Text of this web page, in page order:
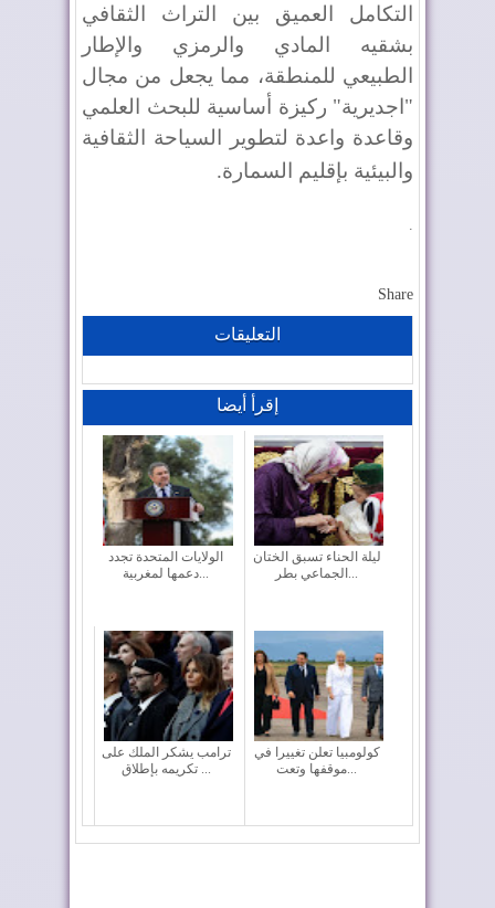
التكامل العميق بين التراث الثقافي
بشقيه المادي والرمزي والإطار
الطبيعي للمنطقة، مما يجعل من مجال
"اجديرية" ركيزة أساسية للبحث العلمي
وقاعدة واعدة لتطوير السياحة الثقافية
والبيئية بإقليم السمارة.
Share
التعليقات
إقرأ أيضا
الولايات المتحدة تجدد
دعمها لمغربية...
ليلة الحناء تسبق الختان
الجماعي بطر...
ترامب يشكر الملك على
تكريمه بإطلاق ...
كولومبيا تعلن تغييرا في
موقفها وتعت...